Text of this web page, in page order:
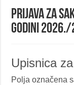
Prijava za
godini 2026./
Upisnica
Polja označena